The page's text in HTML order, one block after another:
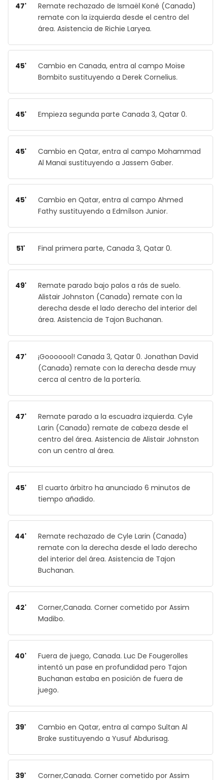
47'
Remate rechazado de Ismaël Koné (Canada)
remate con la izquierda desde el centro del
área. Asistencia de Richie Laryea.
45'
Cambio en Canada, entra al campo Moïse
Bombito sustituyendo a Derek Cornelius.
45' Empieza segunda parte Canada 3, Qatar 0.
45'
Cambio en Qatar, entra al campo Mohammad
Al Manai sustituyendo a Jassem Gaber.
45'
Cambio en Qatar, entra al campo Ahmed
Fathy sustituyendo a Edmílson Junior.
51' Final primera parte, Canada 3, Qatar 0.
49'
Remate parado bajo palos a rás de suelo.
Alistair Johnston (Canada) remate con la
derecha desde el lado derecho del interior del
área. Asistencia de Tajon Buchanan.
47'
¡Gooooool! Canada 3, Qatar 0. Jonathan David
(Canada) remate con la derecha desde muy
cerca al centro de la portería.
47'
Remate parado a la escuadra izquierda. Cyle
Larin (Canada) remate de cabeza desde el
centro del área. Asistencia de Alistair Johnston
con un centro al área.
45'
El cuarto árbitro ha anunciado 6 minutos de
tiempo añadido.
44'
Remate rechazado de Cyle Larin (Canada)
remate con la derecha desde el lado derecho
del interior del área. Asistencia de Tajon
Buchanan.
42'
Corner,Canada. Corner cometido por Assim
Madibo.
40'
Fuera de juego, Canada. Luc De Fougerolles
intentó un pase en profundidad pero Tajon
Buchanan estaba en posición de fuera de
juego.
39'
Cambio en Qatar, entra al campo Sultan Al
Brake sustituyendo a Yusuf Abdurisag.
39'
Corner,Canada. Corner cometido por Assim